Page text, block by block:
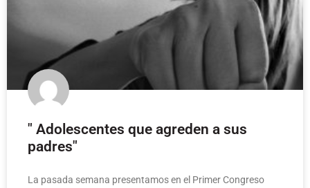
" Adolescentes que agreden a sus
padres"
La pasada semana presentamos en el Primer Congreso